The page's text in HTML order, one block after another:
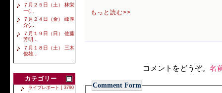
７月２５日（土） 林栄
一(...
７月２４日（金） 峰厚
介(...
７月１９日（日） 佐藤
芳明...
７月１８日（土） 三木
俊雄...
カテゴリー
ライブレポート [ 3790
もっと読む>>
コメントをどうぞ。 名
Comment Form